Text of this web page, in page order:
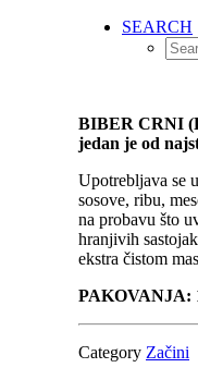
SEARCH
BIBER CRNI
jedan je od
Upotrebljava se
sosove, ribu,
na probavu što
hranjivih
ekstra čistom
PAKOVANJA:
Category Začini